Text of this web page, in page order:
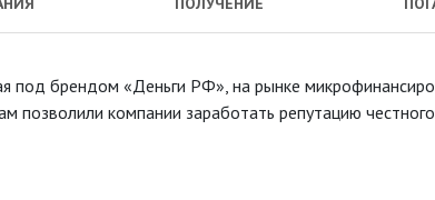
брендом «Деньги РФ», на рынке
позволили компании заработать репутацию